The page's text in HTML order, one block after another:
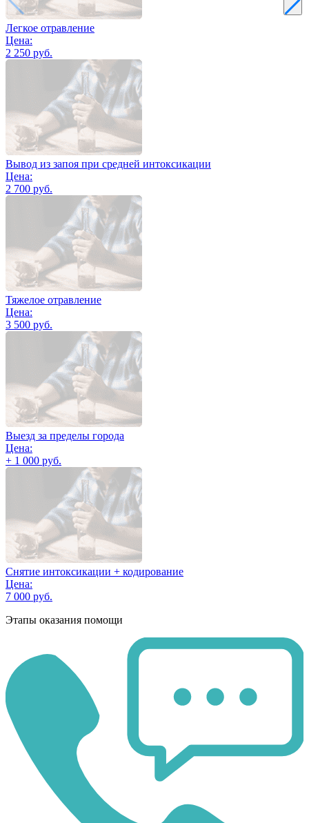
Легкое отравление
Цена:
2 250 руб.
Вывод из запоя при средней интоксикации
Цена:
2 700 руб.
Тяжелое отравление
Цена:
3 500 руб.
Выезд за пределы города
Цена:
+ 1 000 руб.
Снятие интоксикации + кодирование
Цена:
7 000 руб.
Этапы оказания помощи